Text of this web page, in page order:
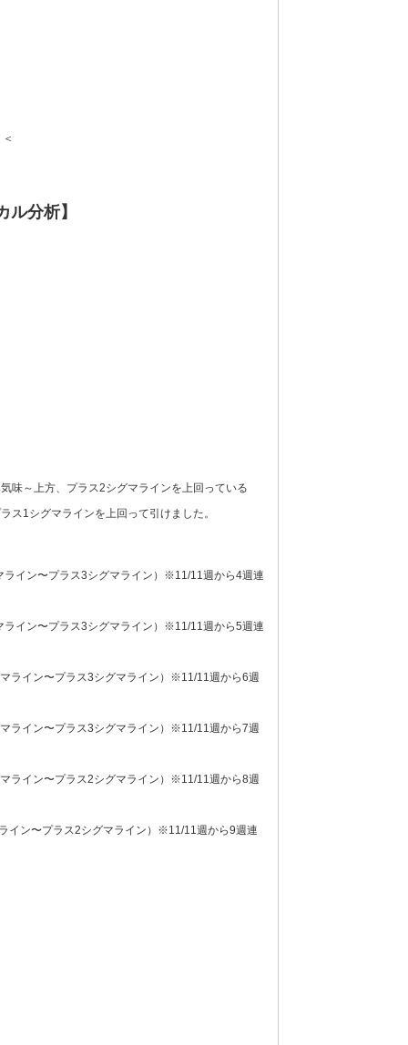
分析】
味～上方、プラス2シグマラインを上回っている
ス1シグマラインを上回って引けました。
イン〜プラス3シグマライン）※11/11週から4週連
イン〜プラス3シグマライン）※11/11週から5週連
ライン〜プラス3シグマライン）※11/11週から6週
ライン〜プラス3シグマライン）※11/11週から7週
ライン〜プラス2シグマライン）※11/11週から8週
イン〜プラス2シグマライン）※11/11週から9週連